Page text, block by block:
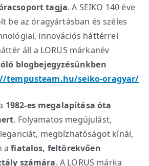
tagja. A SEIKO 140 éve
be az óragyártásban és széles
innovációs háttérrel
áll a LORUS márkanév
blogbejegyzésünkben
tempusteam.hu/seiko-oragyar/
1982-es megalapítása óta
. Folyamatos megújulást,
megbízhatóságot kínál,
afiatalos, feltörekvően
számára. A LORUS márka